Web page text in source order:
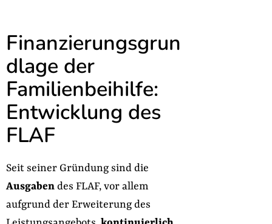
Finanzierungsgrun
dlage der
Familienbeihilfe:
Entwicklung des
FLAF
Seit seiner Gründung sind die
Ausgaben des FLAF, vor allem
aufgrund der Erweiterung des